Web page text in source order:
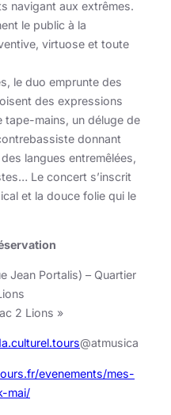
navigant aux extrêmes.
le public à la
virtuose et toute
le duo emprunte des
des expressions
tape-mains, un déluge de
donnant
langues entremêlées,
Le concert s’inscrit
et la douce folie qui le
Jean Portalis) – Quartier
2 Lions »
@atmusica
evenements/mes-
mai/